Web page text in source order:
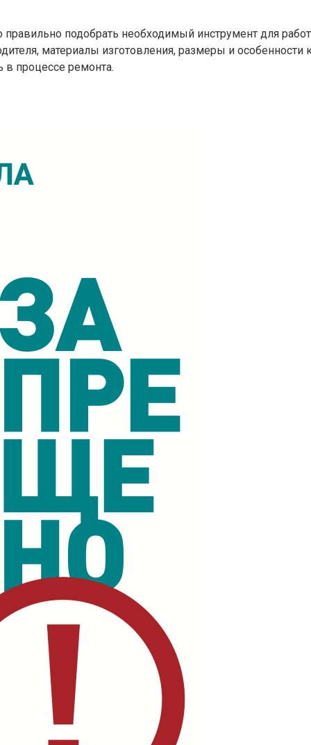
подобрать необходимый инструмент для
материалы изготовления, размеры и
в процессе ремонта.